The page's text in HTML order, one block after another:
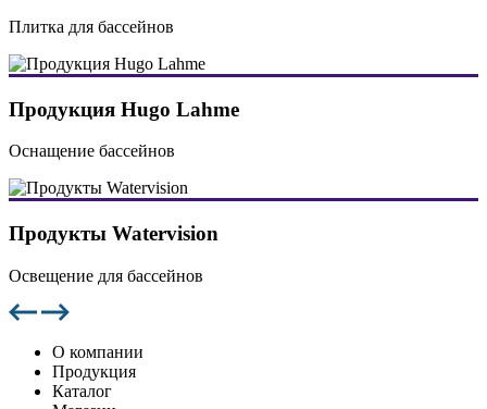
Плитка для бассейнов
Продукция Hugo Lahme
Оснащение бассейнов
Продукты Watervision
Освещение для бассейнов
О компании
Продукция
Каталог